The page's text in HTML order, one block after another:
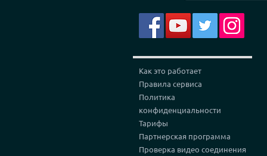
Как это работает
Правила сервиса
Политика
конфиденциальности
Тарифы
Партнерская программа
Проверка видео соединения